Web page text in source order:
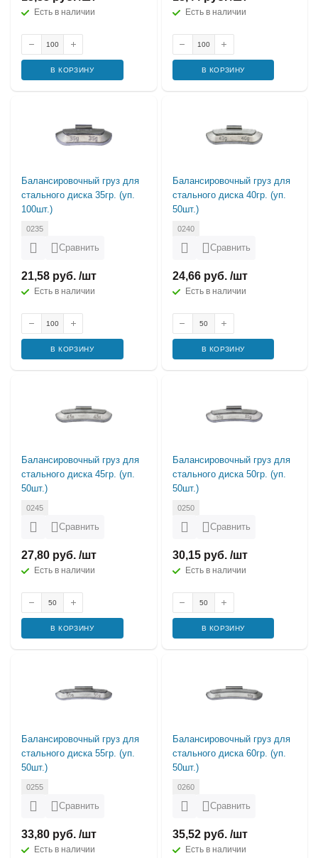
Есть в наличии
В КОРЗИНУ
Есть в наличии
В КОРЗИНУ
Балансировочный груз для
стального диска 35гр. (уп.
100шт.)
0235
Сравнить
21,58 руб. /шт
Есть в наличии
В КОРЗИНУ
Балансировочный груз для
стального диска 40гр. (уп.
50шт.)
0240
Сравнить
24,66 руб. /шт
Есть в наличии
В КОРЗИНУ
Балансировочный груз для
стального диска 45гр. (уп.
50шт.)
0245
Сравнить
27,80 руб. /шт
Есть в наличии
В КОРЗИНУ
Балансировочный груз для
стального диска 50гр. (уп.
50шт.)
0250
Сравнить
30,15 руб. /шт
Есть в наличии
В КОРЗИНУ
Балансировочный груз для
стального диска 55гр. (уп.
50шт.)
0255
Сравнить
33,80 руб. /шт
Есть в наличии
Балансировочный груз для
стального диска 60гр. (уп.
50шт.)
0260
Сравнить
35,52 руб. /шт
Есть в наличии